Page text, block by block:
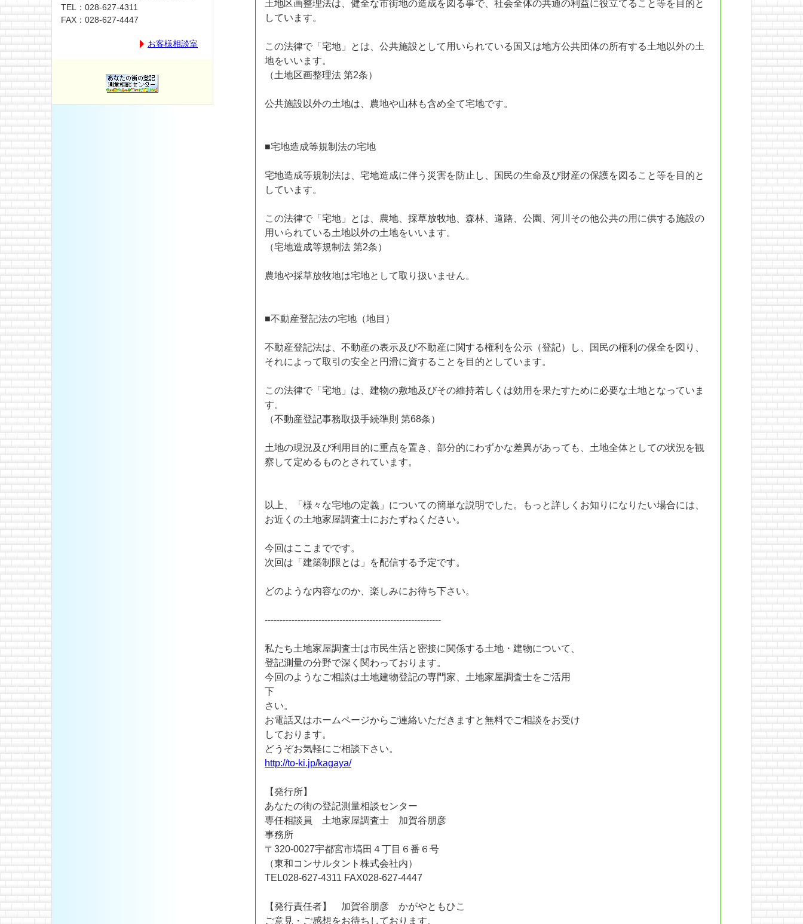
TEL：028-627-4311
FAX：028-627-4447
お客様相談室
土地区画整理法は、健全な市街地の造成を図る事で、社会全体の共通の利益に役立てること等を目的と
しています。
この法律で「宅地」とは、公共施設として用いられている国又は地方公共団体の所有する土地以外の土
地をいいます。
（土地区画整理法 第2条）
公共施設以外の土地は、農地や山林も含め全て宅地です。
■宅地造成等規制法の宅地
宅地造成等規制法は、宅地造成に伴う災害を防止し、国民の生命及び財産の保護を図ること等を目的と
しています。
この法律で「宅地」とは、農地、採草放牧地、森林、道路、公園、河川その他公共の用に供する施設の
用いられている土地以外の土地をいいます。
（宅地造成等規制法 第2条）
農地や採草放牧地は宅地として取り扱いません。
■不動産登記法の宅地（地目）
不動産登記法は、不動産の表示及び不動産に関する権利を公示（登記）し、国民の権利の保全を図り、
それによって取引の安全と円滑に資することを目的としています。
この法律で「宅地」は、建物の敷地及びその維持若しくは効用を果たすために必要な土地となっていま
す。
（不動産登記事務取扱手続準則 第68条）
土地の現況及び利用目的に重点を置き、部分的にわずかな差異があっても、土地全体としての状況を観
察して定めるものとされています。
以上、「様々な宅地の定義」についての簡単な説明でした。もっと詳しくお知りになりたい場合には、
お近くの土地家屋調査士におたずねください。
今回はここまでです。
次回は「建築制限とは」を配信する予定です。
どのような内容なのか、楽しみにお待ち下さい。
-----------------------------------------------------------
私たち土地家屋調査士は市民生活と密接に関係する土地・建物について、
登記測量の分野で深く関わっております。
今回のようなご相談は土地建物登記の専門家、土地家屋調査士をご活用
下
さい。
お電話又はホームページからご連絡いただきますと無料でご相談をお受け
しております。
どうぞお気軽にご相談下さい。
http://to-ki.jp/kagaya/
【発行所】
あなたの街の登記測量相談センター
専任相談員 土地家屋調査士 加賀谷朋彦
事務所
〒320-0027宇都宮市塙田４丁目６番６号
（東和コンサルタント株式会社内）
TEL028-627-4311 FAX028-627-4447
【発行責任者】 加賀谷朋彦 かがやともひこ
ご意見・ご感想をお待ちしております。